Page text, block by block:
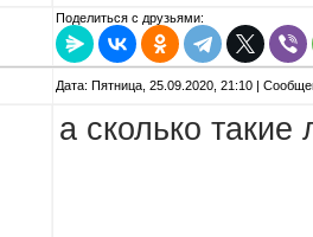
Поделиться с друзьями:
Дата: Пятница, 25.09.2020, 21:10 |
а сколько такие